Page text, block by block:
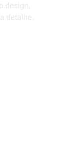
design,
detalhe.